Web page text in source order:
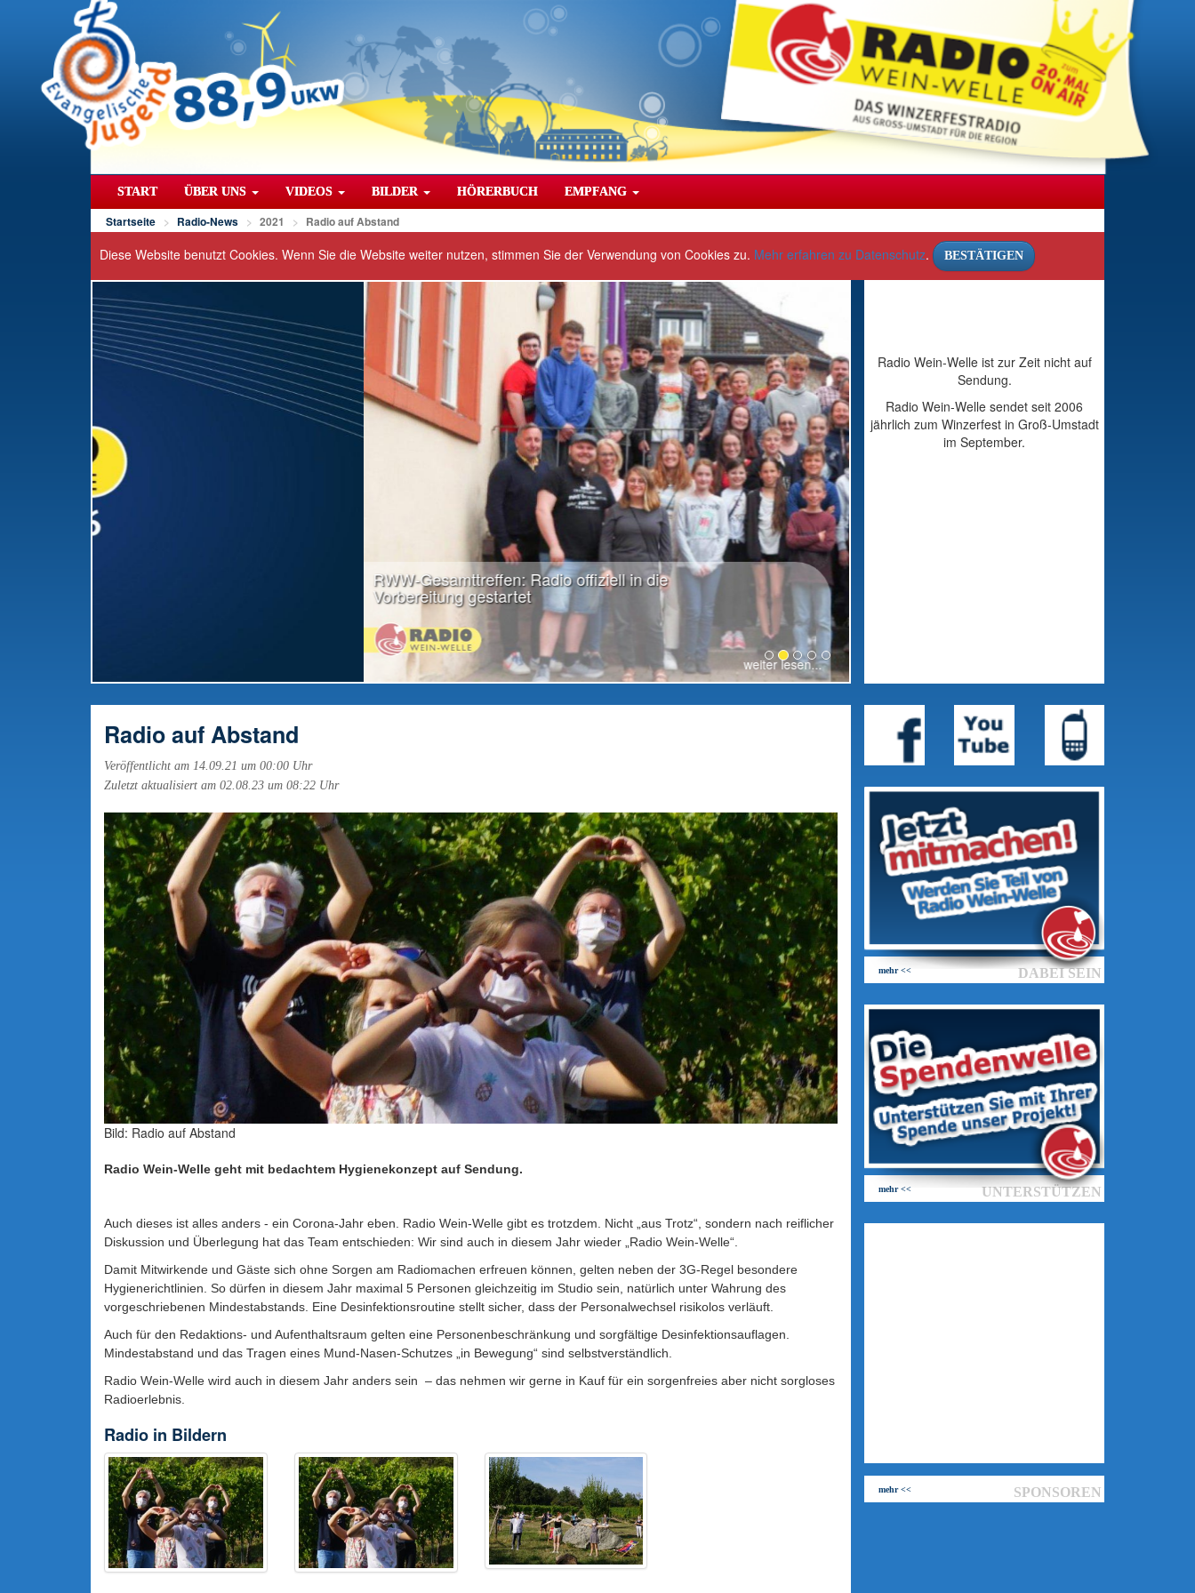
START ÜBER UNS VIDEOS BILDER HÖRERBUCH EMPFANG
Startseite Radio-News 2021 Radio auf Abstand
Diese Website benutzt Cookies. Wenn Sie die Website weiter nutzen, stimmen Sie der Verwendung von Cookies zu. Mehr erfahren zu Datenschutz. BESTÄTIGEN
RWW-Gesamttreffen: Radio offiziell in die
weiter lesen...
Radio Wein-Welle ist zur Zeit nicht auf
Sendung.
Radio Wein-Welle sendet seit 2006
jährlich zum Winzerfest in Groß-Umstadt
im September.
Radio auf Abstand
Veröffentlicht am 14.09.21 um 00:00 Uhr
Zuletzt aktualisiert am 02.08.23 um 08:22 Uhr
Bild: Radio auf Abstand
Radio Wein-Welle geht mit bedachtem Hygienekonzept auf Sendung.
Auch dieses ist alles anders - ein Corona-Jahr eben. Radio Wein-Welle gibt es trotzdem. Nicht „aus Trotz“, sondern nach reiflicher
Diskussion und Überlegung hat das Team entschieden: Wir sind auch in diesem Jahr wieder „Radio Wein-Welle“.
Damit Mitwirkende und Gäste sich ohne Sorgen am Radiomachen erfreuen können, gelten neben der 3G-Regel besondere
Hygienerichtlinien. So dürfen in diesem Jahr maximal 5 Personen gleichzeitig im Studio sein, natürlich unter Wahrung des
vorgeschriebenen Mindestabstands. Eine Desinfektionsroutine stellt sicher, dass der Personalwechsel risikolos verläuft.
Auch für den Redaktions- und Aufenthaltsraum gelten eine Personenbeschränkung und sorgfältige Desinfektionsauflagen.
Mindestabstand und das Tragen eines Mund-Nasen-Schutzes „in Bewegung“ sind selbstverständlich.
Radio Wein-Welle wird auch in diesem Jahr anders sein – das nehmen wir gerne in Kauf für ein sorgenfreies aber nicht sorgloses
Radioerlebnis.
Radio in Bildern
DABEI SEIN
mehr <<
UNTERSTÜTZEN
mehr <<
SPONSOREN
mehr <<